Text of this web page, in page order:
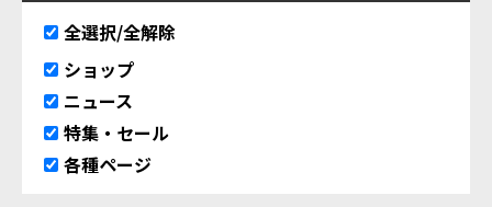
全選択/全解除
ショップ
ニュース
特集・セール
各種ページ